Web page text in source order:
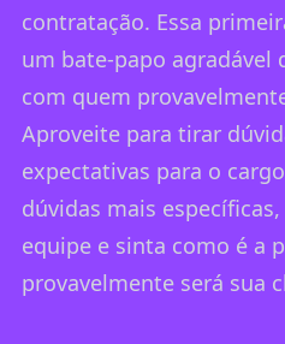
contratação. Essa
um bate-papo agradável
com quem
Aproveite para tirar
expectativas para o
dúvidas mais
equipe e sinta como é a
provavelmente será sua